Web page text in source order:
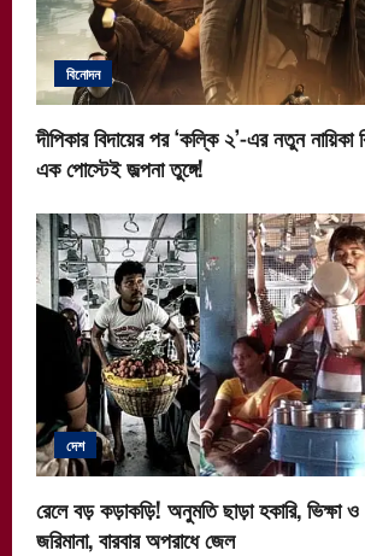
বিনোদন
দীপিকার বিদায়ের পর ‘কল্কি ২’-এর নতুন
এক পোস্টেই জল্পনা তুঙ্গে!
দেশ
রেলে বড় কড়াকড়ি! অনুমতি ছাড়া হকারি, ভিক্ষা ও
জরিমানা, বারবার অপরাধে জেল